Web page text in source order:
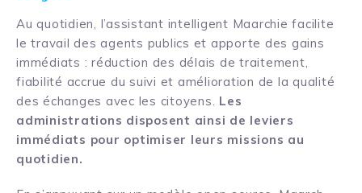
Au quotidien, l’assistant intelligent Maarchie facilite
le travail des agents publics et apporte des gains
immédiats : réduction des délais de traitement,
fiabilité accrue du suivi et amélioration de la qualité
des échanges avec les citoyens. Les
administrations disposent ainsi de leviers
immédiats pour optimiser leurs missions au
quotidien.